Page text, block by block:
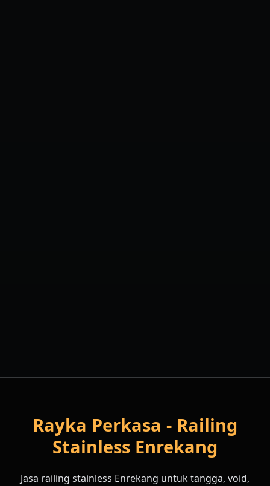
Rayka Perkasa - Railing
Stainless Enrekang
Jasa railing stainless Enrekang untuk tangga, void,